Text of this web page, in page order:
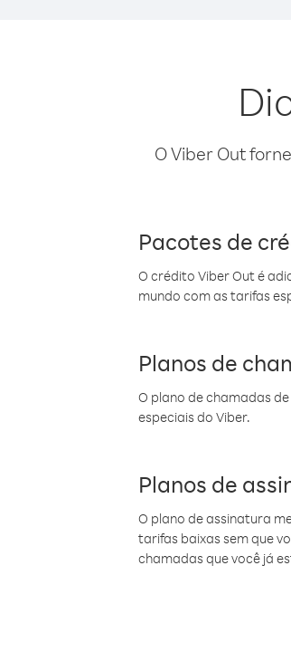
O Viber Out
Pacotes de
O crédito Viber Out é
mundo com as tarifas
Planos de
O plano de chamadas
especiais do Viber.
Planos de
O plano de assinatura
tarifas baixas sem que
chamadas que você já